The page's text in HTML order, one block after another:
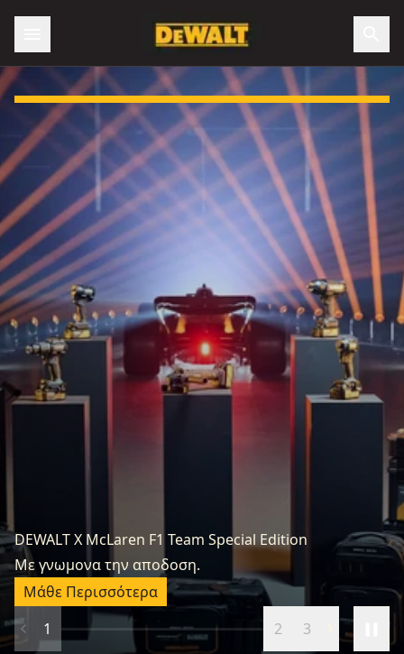
Slide 1 of 3: DEWALT X McLaren F1 Team Special Edition
DEWALT X McLaren F1 Team Special Edition
Με γνωμονα την αποδοση.
Μάθε Περισσότερα
1
2 3